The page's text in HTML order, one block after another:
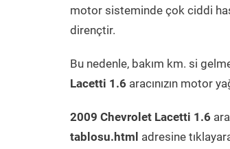
motor sisteminde çok ciddi
dirençtir.
Bu nedenle, bakım km. si
Lacetti 1.6 aracınızın motor
2009 Chevrolet Lacetti 1.6
tablosu.html adresine